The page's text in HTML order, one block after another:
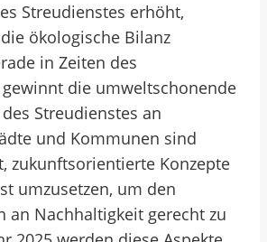
Streudienstes erhöht,
ökologische Bilanz
in Zeiten des
die umweltschonende
Streudienstes an
und Kommunen sind
zukunftsorientierte Konzepte
umzusetzen, um den
an Nachhaltigkeit gerecht zu